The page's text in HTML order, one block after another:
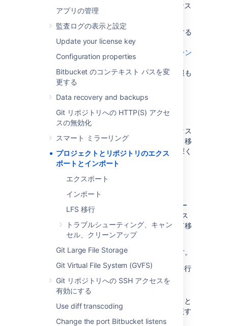
アプリの管理
監査ログの表示と設定
Update your license key
Configuration properties
Bitbucket のコンテキスト パスを変
更する
Data recovery and backups
Git リポジトリへの HTTP(S) アクセ
スの無効化
スマート ミラーリング
プロジェクトとリポジトリのエクス
ポートとインポート
エクスポート
インポート
LFS 移行
トラブルシューティング、キャン
セル、クリーンアップ
Git Large File Storage
Git Virtual File System (GVFS)
Git リポジトリへの SSH アクセスを
有効にする
Use diff transcoding
Change the port Bitbucket listens
この機能は Bitbucket Data Center インスタンス
を持つお客様のみが使用できます。
移行を開始する前に、次の情報を慎重に確認する
必要があります。
トラブルシューティング、キャンセル、クリーン
エラーおよび警告メッセージ についての情報も
あります。
始める前に
これは、移行の実行前に確認および完了するタス
クに関連する考慮事項の、大まかな概要です。移
行を開始する前に、以降のセクションを注意深く
ご確認ください。
この機能の初回 (Bitbucket Server 5.14
) リリー
スにはグラフィカル ユーザー インターフェイス
はありません。代わりに REST コールを行って移
行プロセスを制御できます。
移行を実行するには、次のいずれかが必要です。
任意のツールを使用して REST コールを行
う
提供されている
と
エクスポート用の cURL コマンド
を参照す
る